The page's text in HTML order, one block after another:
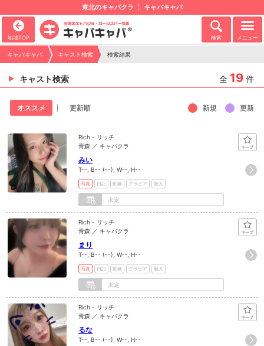
東北のキャバクラ キャバキャバ
地域TOP 検索 メニュー
キャバキャバ キャスト検索 検索結果
キャスト検索 全 19 件
オススメ 更新順 新規 更新
Rich - リッチ
青森 ／ キャバクラ
みい
T--, B-- (--), W--, H--
写真 日記 動画 グラビア 新人
未定
Rich - リッチ
青森 ／ キャバクラ
まり
T--, B-- (--), W--, H--
写真 日記 動画 グラビア 新人
未定
Rich - リッチ
青森 ／ キャバクラ
るな
T--, B-- (--), W--, H--